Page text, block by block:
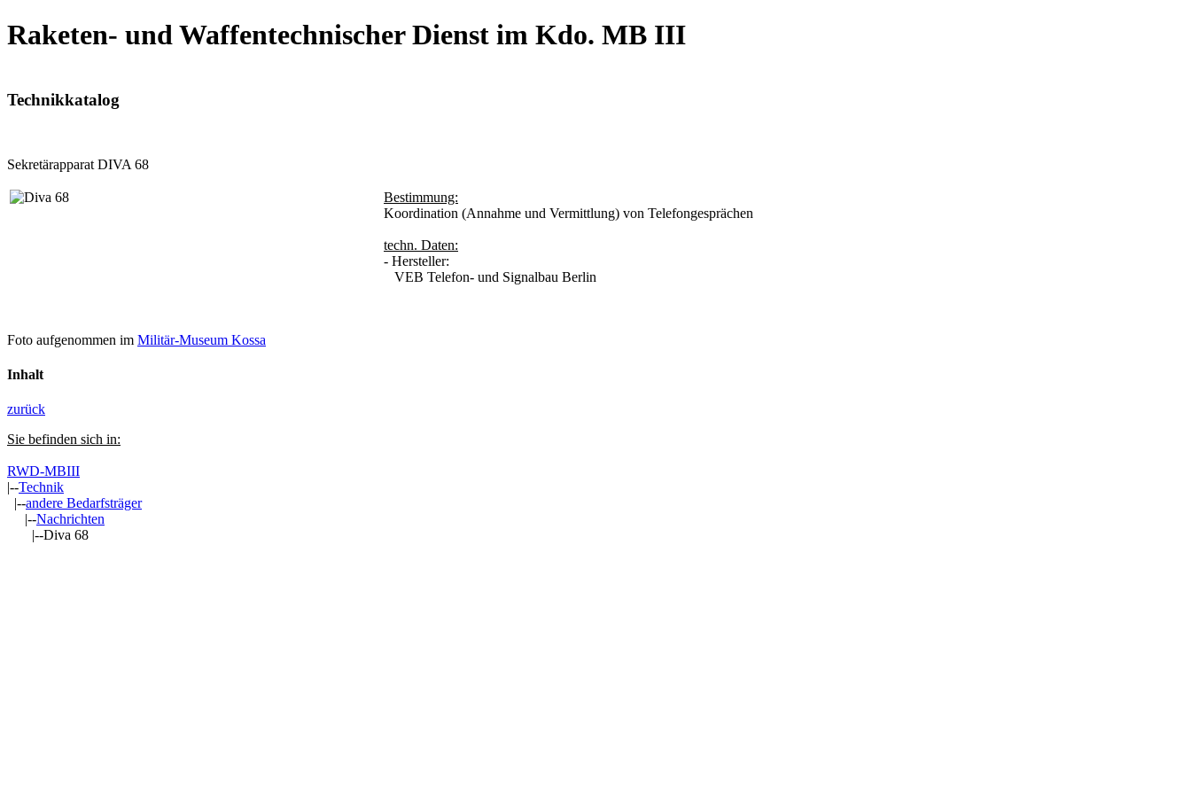
Raketen- und Waffentechnischer Dienst im Kdo. MB III
Technikkatalog
Sekretärapparat DIVA 68
Bestimmung:
Koordination (Annahme und Vermittlung) von Telefongesprächen
techn. Daten:
- Hersteller:
VEB Telefon- und Signalbau Berlin
Foto aufgenommen im Militär-Museum Kossa
Inhalt
zurück
Sie befinden sich in:
RWD-MBIII
|--Technik
|--andere Bedarfsträger
|--Nachrichten
|--Diva 68